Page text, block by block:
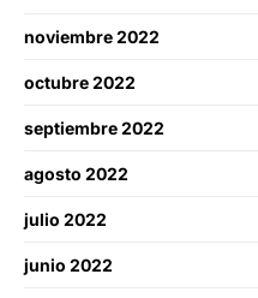
noviembre 2022
octubre 2022
septiembre 2022
agosto 2022
julio 2022
junio 2022